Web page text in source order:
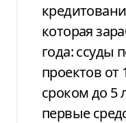
которая
года: ссуды
проектов от
сроком до 5
первые